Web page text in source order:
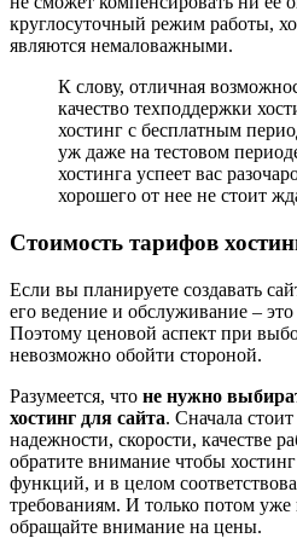
круглосуточный режим работы,
являются немаловажными.
К слову, отличная
качество техподдержки
хостинг с бесплатным
уж даже на тестовом
хостинга успеет вас
хорошего от нее не стоит
Стоимость тарифов
Если вы планируете создавать
его ведение и обслуживание –
Поэтому ценовой аспект при
невозможно обойти стороной.
Разумеется, что не нужно
хостинг для сайта. Сначала
надежности, скорости, качестве
обратите внимание чтобы
функций, и в целом
требованиям. И только потом
обращайте внимание на цены.